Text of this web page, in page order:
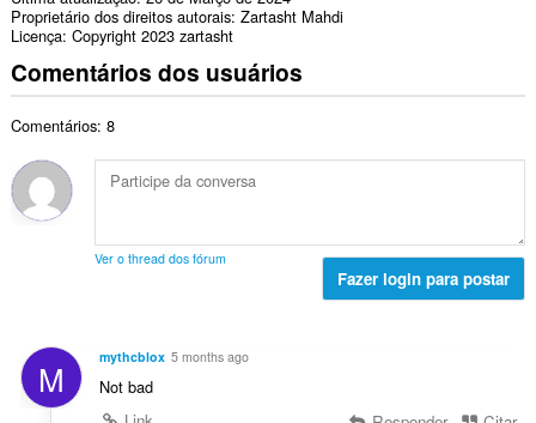
Proprietário dos direitos autorais Zartasht Mahdi
Licença Copyright 2023 zartasht
Comentários dos usuários
Comentários: 8
Ver o thread dos fórum
Fazer login para postar
M mythcblox 5 months ago
Not bad